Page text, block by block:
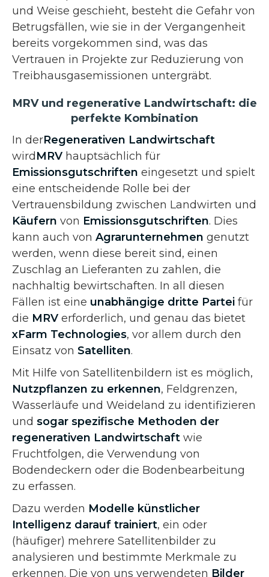
und Weise geschieht, besteht die Gefahr von
Betrugsfällen, wie sie in der Vergangenheit
bereits vorgekommen sind, was das
Vertrauen in Projekte zur Reduzierung von
Treibhausgasemissionen untergräbt.
MRV und regenerative Landwirtschaft: die
perfekte Kombination
In derRegenerativen Landwirtschaft
wird MRV hauptsächlich für
Emissionsgutschriften eingesetzt und spielt
eine entscheidende Rolle bei der
Vertrauensbildung zwischen Landwirten und
Käufern von Emissionsgutschriften. Dies
kann auch von Agrarunternehmen genutzt
werden, wenn diese bereit sind, einen
Zuschlag an Lieferanten zu zahlen, die
nachhaltig bewirtschaften. In all diesen
Fällen ist eine unabhängige dritte Partei für
die MRV erforderlich, und genau das bietet
xFarm Technologies, vor allem durch den
Einsatz von Satelliten.
Mit Hilfe von Satellitenbildern ist es möglich,
Nutzpflanzen zu erkennen, Feldgrenzen,
Wasserläufe und Weideland zu identifizieren
und sogar spezifische Methoden der
regenerativen Landwirtschaft wie
Fruchtfolgen, die Verwendung von
Bodendeckern oder die Bodenbearbeitung
zu erfassen.
Dazu werden Modelle künstlicher
Intelligenz darauf trainiert, ein oder
(häufiger) mehrere Satellitenbilder zu
analysieren und bestimmte Merkmale zu
erkennen. Die von uns verwendeten Bilder